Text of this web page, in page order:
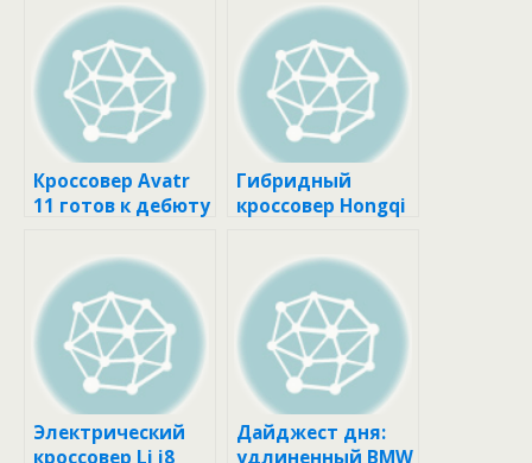
Кроссовер Avatr
11 готов к дебюту
Гибридный
кроссовер Hongqi
и эффективнее
Электрический
кроссовер Li i8
Дайджест дня:
удлиненный BMW